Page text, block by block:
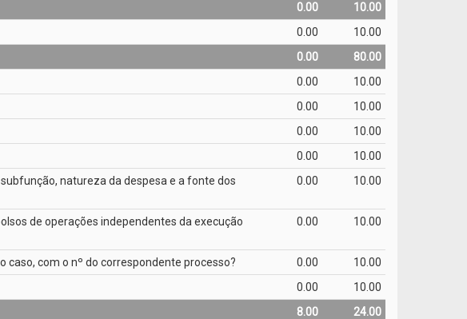
0.00
10.00
0.00
10.00
0.00
80.00
0.00
10.00
0.00
10.00
0.00
10.00
0.00
10.00
natureza da despesa e a fonte dos
0.00 10.00
de operações independentes da execução
0.00 10.00
com o nº do correspondente processo? 0.00
10.00
0.00
10.00
8.00
24.00